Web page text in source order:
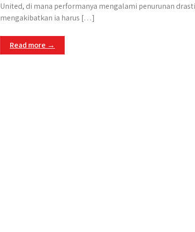
United, di mana performanya mengalami penurunan
mengakibatkan ia harus […]
Read more →